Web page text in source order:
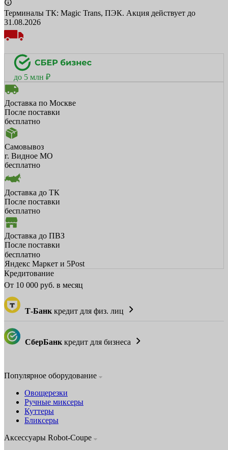
Терминалы ТК: Magic Trans, ПЭК. Акция действует до
31.08.2026
до 5 млн ₽
Доставка по Москве
После поставки
бесплатно
Самовывоз
г. Видное МО
бесплатно
Доставка до ТК
После поставки
бесплатно
Доставка до ПВЗ
После поставки
бесплатно
Яндекс Маркет и 5Post
Кредитование
От 10 000 руб. в месяц
Т-Банк кредит для физ. лиц
СберБанк кредит для бизнеса
Популярное оборудование
Овощерезки
Ручные миксеры
Куттеры
Бликсеры
Аксессуары Robot-Coupe